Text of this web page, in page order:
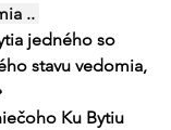
..
jedného so
stavu vedomia,
Ku Bytiu